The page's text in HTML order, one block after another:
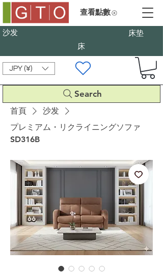
沙发
床垫
床
JPY (¥)
Search
查看點數
首頁
沙发
プレミアム・リクライニングソファ
SD316B